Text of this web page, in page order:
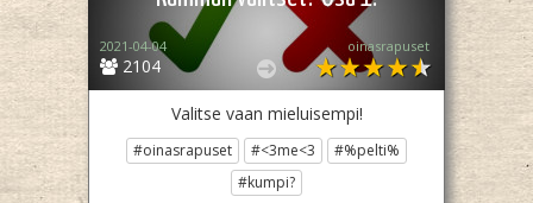
2104
2021-04-04 oinasrapuset
Valitse vaan mieluisempi!
#oinasrapuset #<3me<3
#%pelti%
#kumpi?